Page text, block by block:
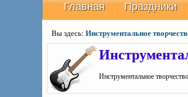
Главная Праздники
Вы здесь: Инструментальное
Инструментальное